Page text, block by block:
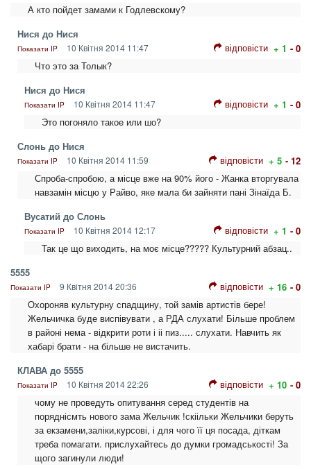
А кто пойдет замами к Годлевскому?
Нися до Нися
Показати IP 10 Квітня 2014 11:47 відповісти + 1 - 0
Что это за Толык?
Нися до Нися
Показати IP 10 Квітня 2014 11:47 відповісти + 1 - 0
Это погоняло такое или шо?
Слонь до Нися
Показати IP 10 Квітня 2014 11:59 відповісти + 5 - 12
Спроба-спробою, а місце вже на 90% його - Жанка вторгувала
навзамін місцю у Райво, яке мала би зайняти пані Зінаїда Б.
Вусатий до Слонь
Показати IP 10 Квітня 2014 12:17 відповісти + 1 - 0
Так це що виходить, на моє місце????? Культурний абзац..
5555
Показати IP 9 Квітня 2014 20:36 відповісти + 16 - 0
Охороняв культурну спадщину, той замів артистів бере!
Жельчичка буде виспівувати , а РДА слухати! Більше проблем
в районі нема - відкрити роти і іі пиз..... слухати. Навчить як
хабарі брати - на більше не вистачить.
КЛАВА до 5555
Показати IP 10 Квітня 2014 22:26 відповісти + 10 - 0
чому не проведуть опитування серед студентів на
поряднісмть нового зама Жельчик !скіільки Жельчики беруть
за екзамени,заліки,курсові, і для чого її ця посада, діткам
треба помагати. прислухайтесь до думки громадськості! За
щого загинули люди!